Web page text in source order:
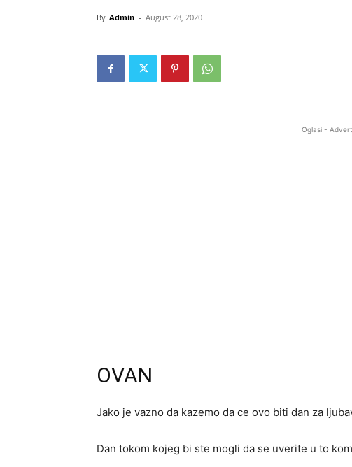
By Admin - August 28, 2020
Oglasi -
OVAN
Jako je vazno da kazemo da ce ovo biti dan za
Dan tokom kojeg bi ste mogli da se uverite u to